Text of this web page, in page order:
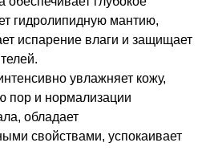
гидролипидную мантию,
испарение влаги и защищает
увлажняет кожу,
пор и нормализации
обладает
свойствами, успокаивает